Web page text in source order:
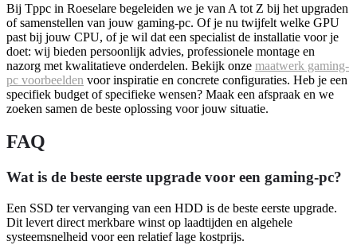
Bij Tppc in Roeselare begeleiden we je van A tot Z bij het upgraden
of samenstellen van jouw gaming-pc. Of je nu twijfelt welke GPU
past bij jouw CPU, of je wil dat een specialist de installatie voor je
doet: wij bieden persoonlijk advies, professionele montage en
nazorg met kwalitatieve onderdelen. Bekijk onze maatwerk gaming-
pc voorbeelden voor inspiratie en concrete configuraties. Heb je een
specifiek budget of specifieke wensen? Maak een afspraak en we
zoeken samen de beste oplossing voor jouw situatie.
FAQ
Wat is de beste eerste upgrade voor een gaming-pc?
Een SSD ter vervanging van een HDD is de beste eerste upgrade.
Dit levert direct merkbare winst op laadtijden en algehele
systeemsnelheid voor een relatief lage kostprijs.